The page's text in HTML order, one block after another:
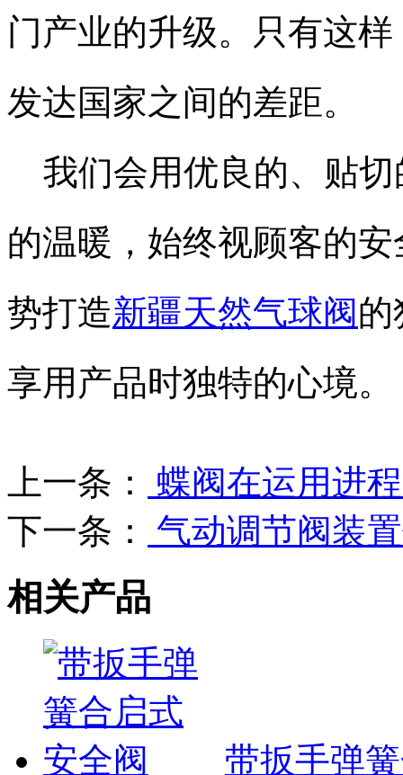
门产业的升级。只有这
发达国家之间的差距。
我们会用优良的、贴切
的温暖，始终视顾客的
势打造新疆天然气球阀的
享用产品时独特的心境。
上一条：
蝶阀在运用进
下一条：
气动调节阀装
相关产品
带扳手弹